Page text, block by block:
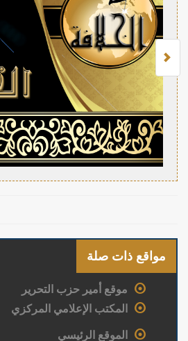
مواقع ذات صلة
موقع أمير حزب التحرير
المكتب الإعلامي المركزي
الموقع الرئيسي